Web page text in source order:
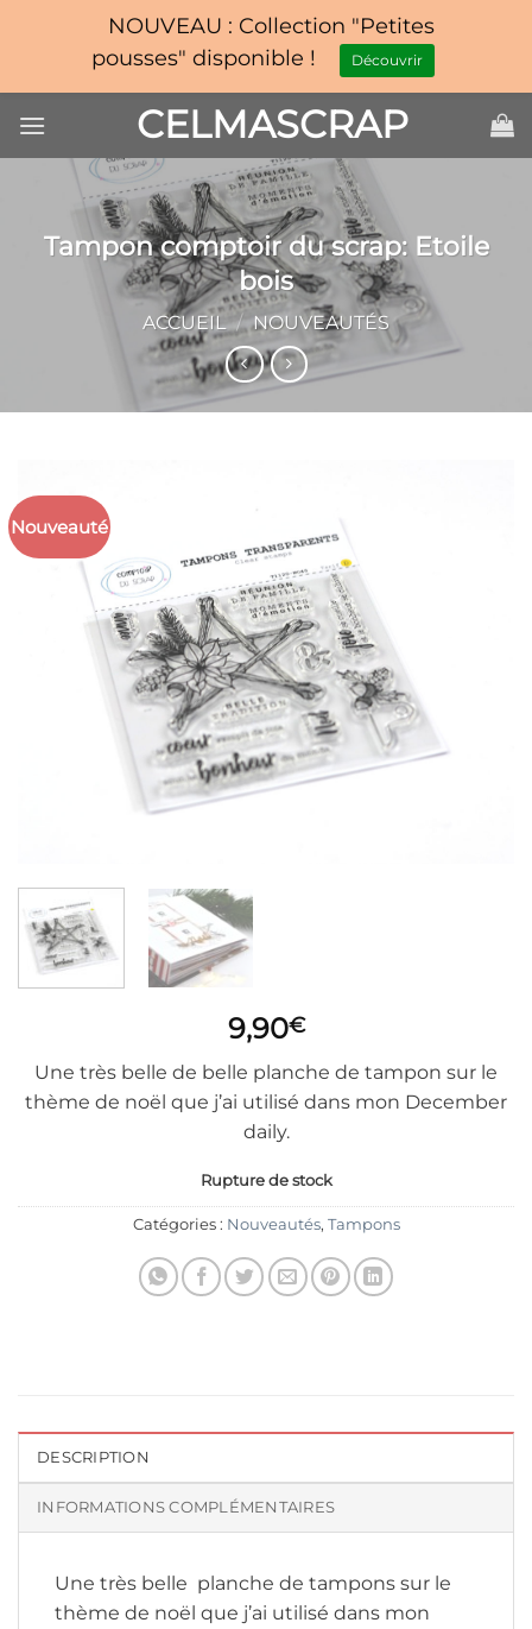
au
contenu
CELMASCRAP
Tampon comptoir du scrap: Etoile
bois
ACCUEIL / NOUVEAUTÉS
Nouveauté
9,90€
Une très belle de belle planche de tampon sur le
thème de noël que j’ai utilisé dans mon December
daily.
Rupture de stock
Catégories : Nouveautés, Tampons
DESCRIPTION
INFORMATIONS COMPLÉMENTAIRES
Une très belle planche de tampons sur le
thème de noël que j’ai utilisé dans mon
NOUVEAU : Collection "Petites
pousses" disponible !
Découvrir